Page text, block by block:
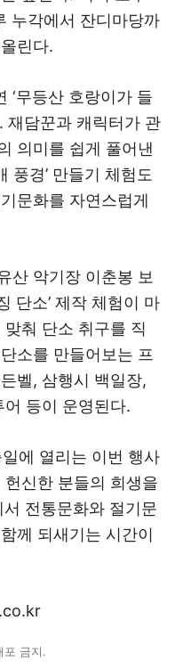
누각에서 잔디마당까
린다.
‘무등산 호랑이가 들
재담꾼과 캐릭터가 관
의미를 쉽게 풀어낸
풍경’ 만들기 체험도
문화를 자연스럽게
산 악기장 이춘봉 보
단소’ 제작 체험이 마
춰 단소 취구를 직
소를 만들어보는 프
벨, 삼행시 백일장,
등이 운영된다.
에 열리는 이번 행사
신한 분들의 희생을
전통문화와 절기문
께 되새기는 시간이
금지.